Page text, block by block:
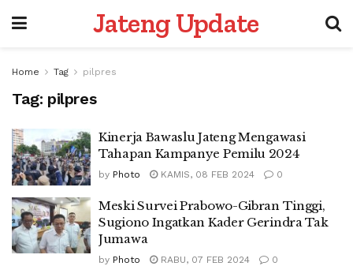
Jateng Update
Home Tag pilpres
Tag: pilpres
Kinerja Bawaslu Jateng Mengawasi
Tahapan Kampanye Pemilu 2024
by Photo KAMIS, 08 FEB 2024 0
Meski Survei Prabowo-Gibran Tinggi,
Sugiono Ingatkan Kader Gerindra Tak
Jumawa
by Photo RABU, 07 FEB 2024 0